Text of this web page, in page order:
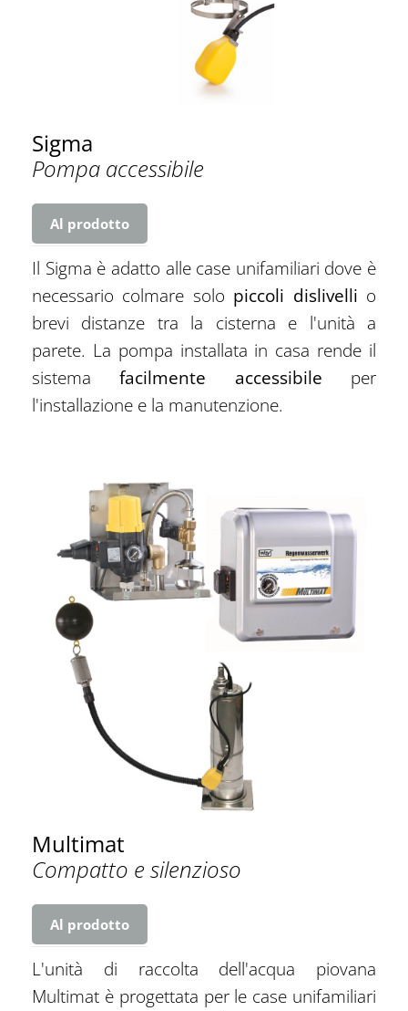
Sigma
Pompa accessibile
Al prodotto
Il Sigma è adatto alle case unifamiliari dove è
necessario colmare solo piccoli dislivelli o
brevi distanze tra la cisterna e l'unità a
parete. La pompa installata in casa rende il
sistemafacilmente accessibile per
l'installazione e la manutenzione.
Multimat
Compatto e silenzioso
Al prodotto
L'unità di raccolta dell'acqua piovana
Multimat è progettata per le case unifamiliari